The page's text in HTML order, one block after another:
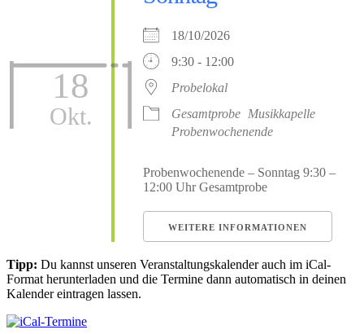
18
Okt.
18/10/2026
9:30 - 12:00
Probelokal
Gesamtprobe Musikkapelle
Probenwochenende
Probenwochenende – Sonntag 9:30 –
12:00 Uhr Gesamtprobe
WEITERE INFORMATIONEN
Tipp: Du kannst unseren Veranstaltungskalender auch im iCal-
Format herunterladen und die Termine dann automatisch in deinen
Kalender eintragen lassen.